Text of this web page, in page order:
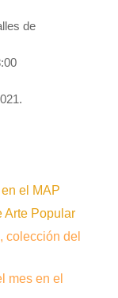
de
el MAP
Arte Popular
colección del
mes en el